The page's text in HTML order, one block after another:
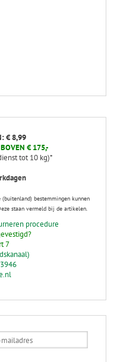
€ 8,99
€ 175,-
tot 10 kg)*
bestemmingen kunnen
staan vermeld bij de artikelen.
procedure
7